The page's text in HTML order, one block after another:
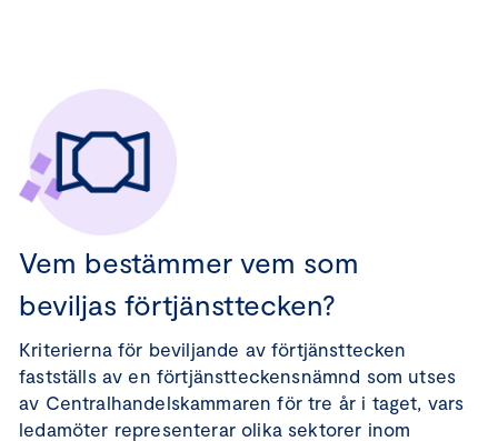
Vem bestämmer vem som
beviljas förtjänsttecken?
Kriterierna för beviljande av förtjänsttecken
fastställs av en förtjänstteckensnämnd som utses
av Centralhandelskammaren för tre år i taget, vars
ledamöter representerar olika sektorer inom